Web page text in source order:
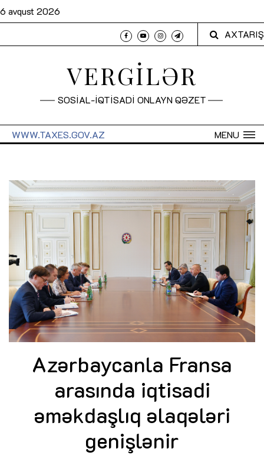
6 avqust 2026
AXTARIŞ
VERGİLƏR
SOSİAL-İQTİSADİ ONLAYN QƏZET
MENU
WWW.TAXES.GOV.AZ
Azərbaycanla Fransa
arasında iqtisadi
əməkdaşlıq əlaqələri
genişlənir